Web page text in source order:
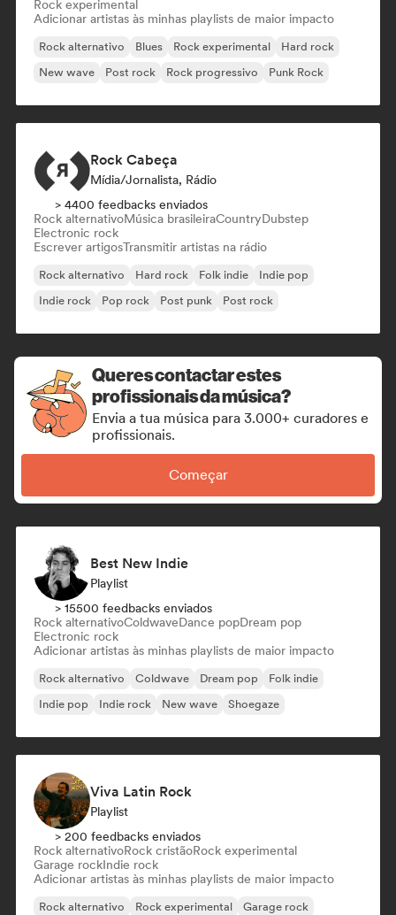
Rock experimental
Adicionar artistas às minhas playlists de maior impacto
Rock alternativo Blues Rock experimental
Hard rock
New wave
Post rock Rock progressivo Punk Rock
Rock Cabeça
Mídia/Jornalista, Rádio
> 4400 feedbacks enviados
Rock alternativoMúsica brasileiraCountryDubstep
Electronic rock
Escrever artigosTransmitir artistas na rádio
Rock alternativo Hard rock Folk indie
Indie pop
Indie rock
Pop rock Post punk Post rock
Queres contactar estes
profissionais da música?
Envia a tua música para 3.000+ curadores e
profissionais.
Começar
Best New Indie
Playlist
> 15500 feedbacks enviados
Rock alternativoColdwaveDance popDream pop
Electronic rock
Adicionar artistas às minhas playlists de maior impacto
Rock alternativo Coldwave Dream pop
Folk indie
Indie pop
Indie rock New wave Shoegaze
Viva Latin Rock
Playlist
> 200 feedbacks enviados
Rock alternativoRock cristãoRock experimental
Garage rockIndie rock
Adicionar artistas às minhas playlists de maior impacto
Rock alternativo Rock experimental
Garage rock